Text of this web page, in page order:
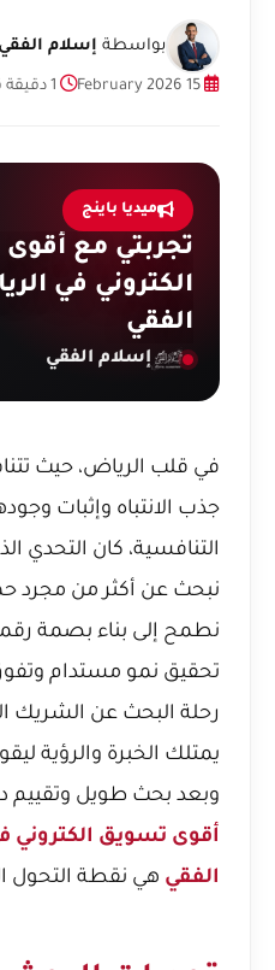
بواسطة إسلام الفقي
ميديا باينج
تجربتي مع
الكتروني في
الفقي
إسلام الفقي
في قلب الرياض، حيث
جذب الانتباه وإثبات
التنافسية، كان التحدي
نبحث عن أكثر من مجرد
نطمح إلى بناء بصمة
تحقيق نمو مستدام
رحلة البحث عن الشريك
يمتلك الخبرة والرؤية
وبعد بحث طويل وتقييم
أقوى تسويق الكتروني
الفقي هي نقطة التحول